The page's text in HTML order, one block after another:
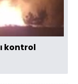
kontrol